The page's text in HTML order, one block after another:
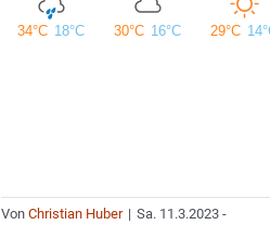
VonChristian Huber | Sa. 11.3.2023 -